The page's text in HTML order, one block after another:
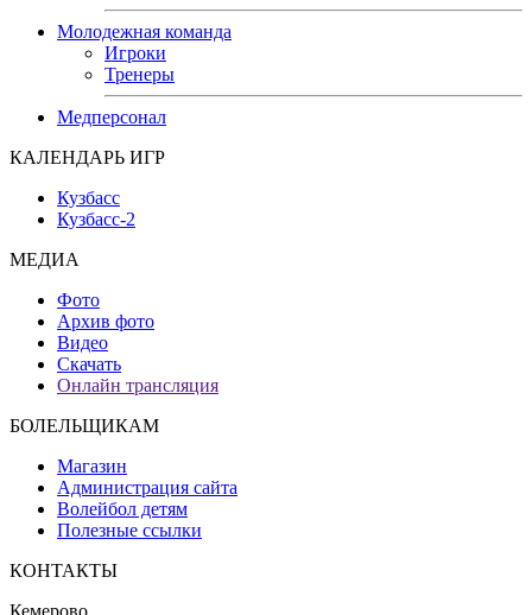
Молодежная команда
Игроки
Тренеры
Медперсонал
КАЛЕНДАРЬ ИГР
Кузбасс
Кузбасс-2
МЕДИА
Фото
Архив фото
Видео
Скачать
Онлайн трансляция
БОЛЕЛЬЩИКАМ
Магазин
Администрация сайта
Волейбол детям
Полезные ссылки
КОНТАКТЫ
Кемерово